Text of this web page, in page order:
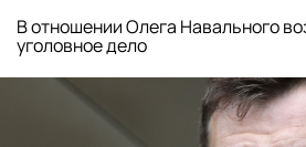
В отношении Олега Навального
уголовное дело